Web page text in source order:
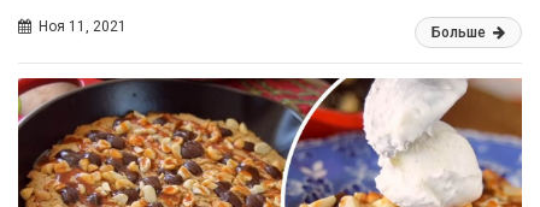
Ноя 11, 2021 Больше